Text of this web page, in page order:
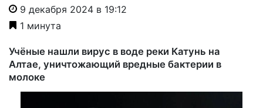
9 декабря 2024 в 19:12
1 минута
Учёные нашли вирус в воде реки Катунь на
Алтае, уничтожающий вредные бактерии в
молоке